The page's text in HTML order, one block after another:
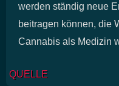
werden ständig neue
beitragen können, die
Cannabis als Medizin
QUELLE